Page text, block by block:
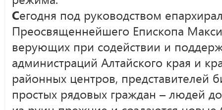
Сегодня под руководством
Преосвященнейшего Епископа
верующих при содействии и
администраций Алтайского края и
районных центров, представителей
простых рядовых граждан – людей